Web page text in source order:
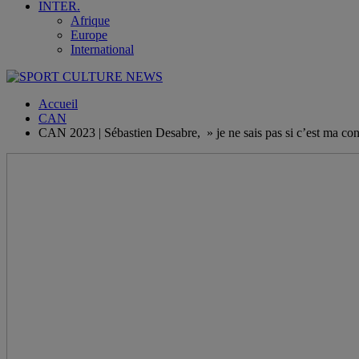
INTER.
Afrique
Europe
International
Accueil
CAN
CAN 2023 | Sébastien Desabre, » je ne sais pas si c’est ma